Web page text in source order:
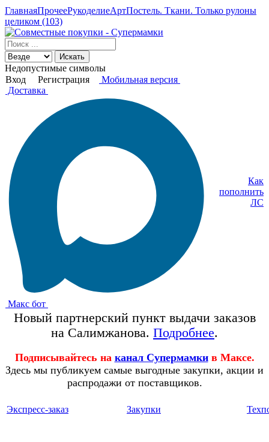
ГлавнаяПрочееРукоделиеАртПостель. Ткани. Только рулоны
целиком (103)
Искать
Недопустимые символы
Вход
Регистрация
Мобильная версия
Доставка
Макс бот
Как
пополнить
ЛС
Новый партнерский пункт выдачи заказов
на Салимжанова. Подробнее.
Подписывайтесь на канал Супермамки в Максе.
Здесь мы публикуем самые выгодные закупки, акции и
распродажи от поставщиков.
Экспресс-заказ Закупки